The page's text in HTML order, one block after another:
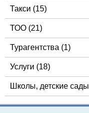
Такси (15)
ТОО (21)
Турагентства (1)
Услуги (18)
Школы, детские сады